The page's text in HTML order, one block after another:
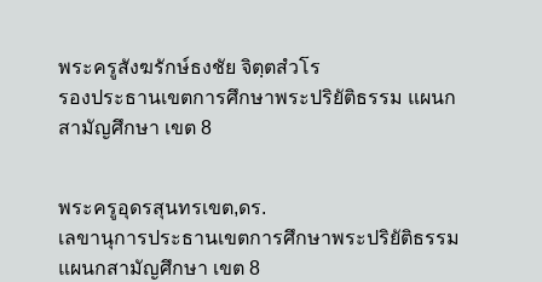
พระครูสังฆรักษ์ธงชัย จิตฺตสํวโร
รองประธานเขตการศึกษาพระปริยัติธรรม แผนก
สามัญศึกษา เขต 8
พระครูอุดรสุนทรเขต,ดร.
เลขานุการประธานเขตการศึกษาพระปริยัติธรรม
แผนกสามัญศึกษา เขต 8